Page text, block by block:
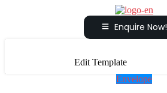
Enquire Now!
Edit Template
Envelope